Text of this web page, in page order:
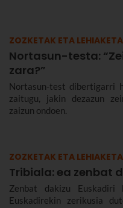
ZOZKETAK ETA
Nortasun-testa:
zara?”
Nortasun-test dibertigarri
zaitugu, jakin dezazun
zaizun ondoen.
ZOZKETAK ETA
Tribiala: ea zenbat
Zenbat dakizu Euskadiri
Euskadirekin zerikusia